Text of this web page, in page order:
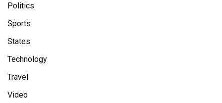
Politics
Sports
States
Technology
Travel
Video